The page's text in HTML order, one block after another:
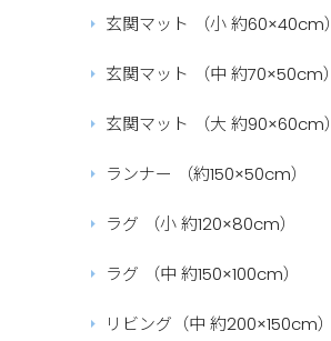
玄関マット （小 約60×40cm）
玄関マット （中 約70×50cm）
玄関マット （大 約90×60cm）
ランナー （約150×50cm）
ラグ （小 約120×80cm）
ラグ （中 約150×100cm）
リビング（中 約200×150cm）